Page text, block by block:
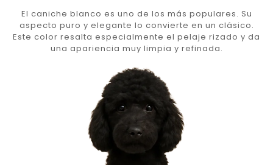
El caniche blanco es uno de los más populares. Su
aspecto puro y elegante lo convierte en un clásico.
Este color resalta especialmente el pelaje rizado y da
una apariencia muy limpia y refinada.